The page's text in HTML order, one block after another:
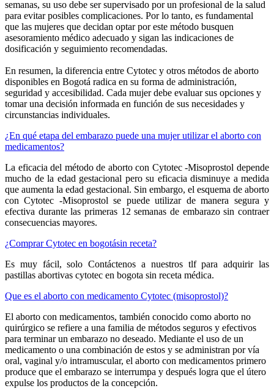
semanas, su uso debe ser supervisado por un profesional de la salud
para evitar posibles complicaciones. Por lo tanto, es fundamental
que las mujeres que decidan optar por este método busquen
asesoramiento médico adecuado y sigan las indicaciones de
dosificación y seguimiento recomendadas.
En resumen, la diferencia entre Cytotec y otros métodos de aborto
disponibles en Bogotá radica en su forma de administración,
seguridad y accesibilidad. Cada mujer debe evaluar sus opciones y
tomar una decisión informada en función de sus necesidades y
circunstancias individuales.
¿En qué etapa del embarazo puede una mujer utilizar el aborto con
medicamentos?
La eficacia del método de aborto con Cytotec -Misoprostol depende
mucho de la edad gestacional pero su eficacia disminuye a medida
que aumenta la edad gestacional. Sin embargo, el esquema de aborto
con Cytotec -Misoprostol se puede utilizar de manera segura y
efectiva durante las primeras 12 semanas de embarazo sin contraer
consecuencias mayores.
¿Comprar Cytotec en bogotásin receta?
Es muy fácil, solo Contáctenos a nuestros tlf para adquirir las
pastillas abortivas cytotec en bogota sin receta médica.
Que es el aborto con medicamento Cytotec (misoprostol)?
El aborto con medicamentos, también conocido como aborto no
quirúrgico se refiere a una familia de métodos seguros y efectivos
para terminar un embarazo no deseado. Mediante el uso de un
medicamento o una combinación de estos y se administran por vía
oral, vaginal y/o intramuscular, el aborto con medicamentos primero
produce que el embarazo se interrumpa y después logra que el útero
expulse los productos de la concepción.